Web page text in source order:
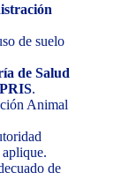
de suelo
de Salud
.
Animal
de